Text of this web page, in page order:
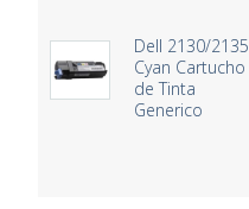
Dell 2130/2135
Cyan Cartucho
de Tinta
Generico